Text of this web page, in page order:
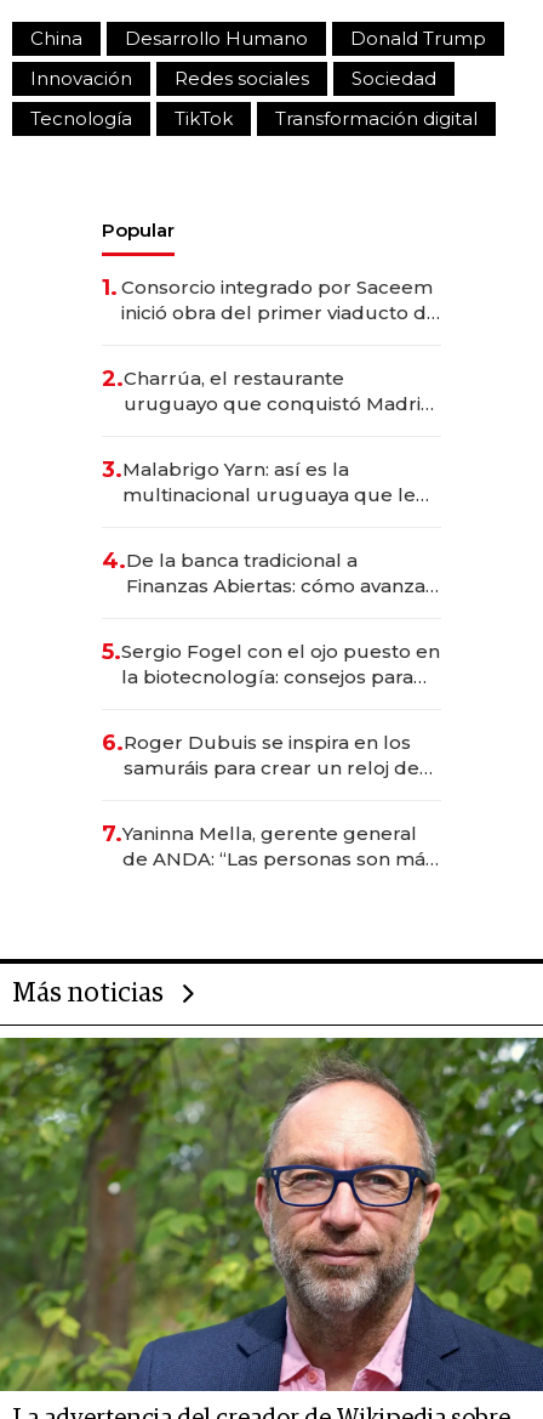
China Desarrollo Humano
Donald Trump
Innovación
Redes sociales
Sociedad
Tecnología
TikTok Transformación digital
Popular
1. Consorcio integrado por Saceem
inició obra del primer viaducto de
millones
2.Charrúa, el restaurante
uruguayo que conquistó Madrid:
anticipación y prepara apertura
3.Malabrigo Yarn: así es la
multinacional uruguaya que le
4.De la banca tradicional a
Finanzas Abiertas: cómo avanza
5.Sergio Fogel con el ojo puesto en
la biotecnología: consejos para
6.Roger Dubuis se inspira en los
samuráis para crear un reloj de
7.Yaninna Mella, gerente general
de ANDA: “Las personas son más
Más noticias